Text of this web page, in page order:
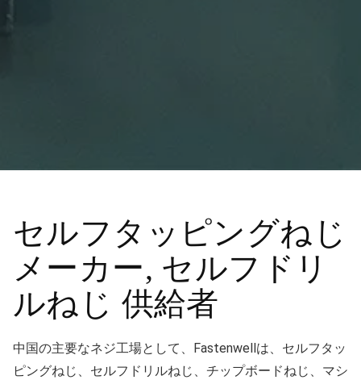
セルフタッピングねじ
メーカー, セルフドリ
ルねじ 供給者
中国の主要なネジ工場として、Fastenwellは、セルフタッ
ピングねじ、セルフドリルねじ、チップボードねじ、マシ